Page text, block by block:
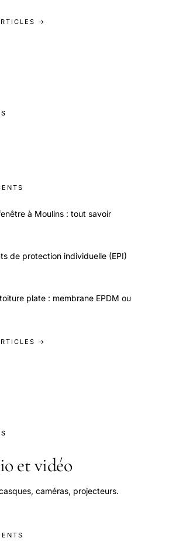
→
à Moulins : tout savoir
de protection individuelle (EPI)
plate : membrane EPDM ou
→
et vidéo
caméras, projecteurs.